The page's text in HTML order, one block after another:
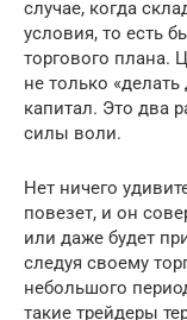
случае, когда
условия, то есть
торгового плана.
не только
капитал. Это два
силы воли.
Нет ничего
повезет, и он
или даже будет
следуя своему
небольшого
такие трейдеры